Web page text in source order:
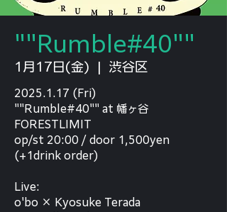
""Rumble#40""
1月17日(金) 渋谷区
2025.1.17 (Fri)
""Rumble#40"" at 幡ヶ谷
FORESTLIMIT
op/st 20:00 / door 1,500yen
(+1drink order)
Live:
o'bo × Kyosuke Terada